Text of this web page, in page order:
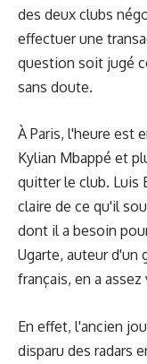
des deux clubs
effectuer une
question soit jugé
sans doute.
À Paris, l'heure est
Kylian Mbappé et
quitter le club. Luis
claire de ce qu'il
dont il a besoin
Ugarte, auteur d'un
français, en a
En effet, l'ancien
disparu des radars